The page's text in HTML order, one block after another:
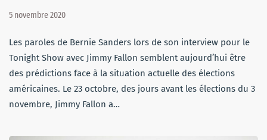
5 novembre 2020
Les paroles de Bernie Sanders lors de son interview pour le
Tonight Show avec Jimmy Fallon semblent aujourd’hui être
des prédictions face à la situation actuelle des élections
américaines. Le 23 octobre, des jours avant les élections du 3
novembre, Jimmy Fallon a…